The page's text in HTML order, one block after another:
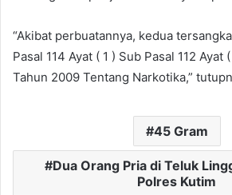
“Akibat perbuatannya, kedua
Pasal 114 Ayat ( 1 ) Sub Pasal 112 Ayat
Tahun 2009 Tentang Narkotika,”
45 Gram
Dua Orang Pria di Teluk
Polres Kutim